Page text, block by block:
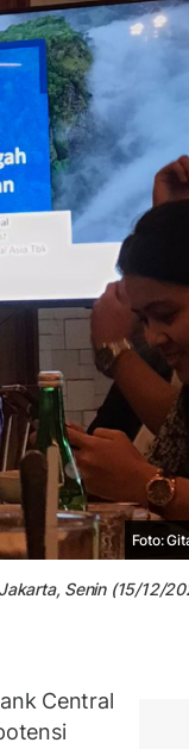
Foto:
Senin (15/12/
Central